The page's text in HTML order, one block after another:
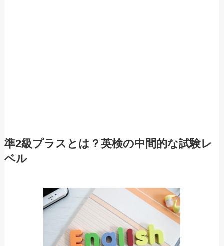
準2級プラスとは？英検の中間的な試験レ
ベル